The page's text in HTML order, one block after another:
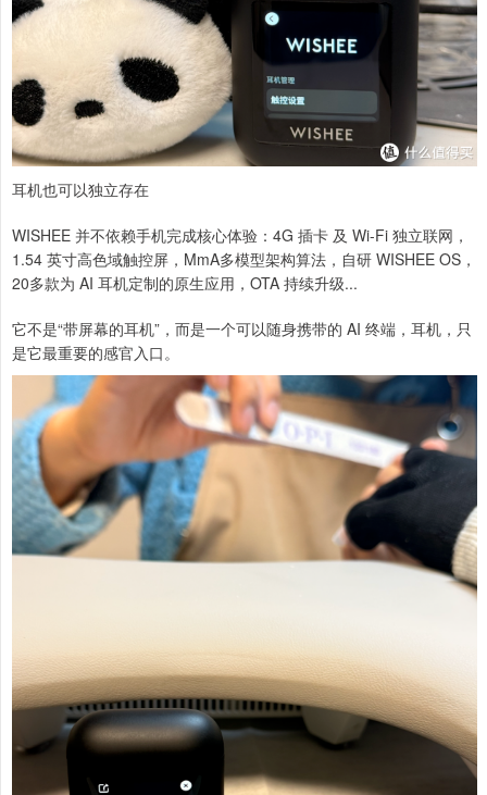
耳机也可以独立存在
WISHEE 并不依赖手机完成核心体验：4G 插卡 及 Wi-Fi 独立联网，
1.54 英寸高色域触控屏，MmA多模型架构算法，自研 WISHEE OS，
20多款为 AI 耳机定制的原生应用，OTA 持续升级...
它不是“带屏幕的耳机”，而是一个可以随身携带的 AI 终端，耳机，只
是它最重要的感官入口。